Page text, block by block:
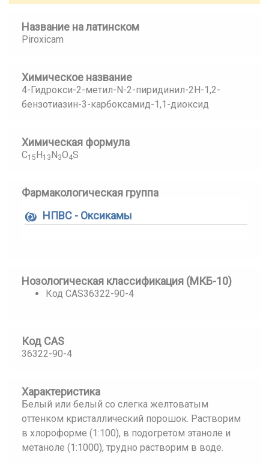
Название на латинском
Piroxicam
Химическое название
4-Гидрокси-2-метил-N-2-пиридинил-2H-1,2-
бензотиазин-3-карбоксамид-1,1-диоксид
Химическая формула
C15H13N3O4S
Фармакологическая группа
НПВС - Оксикамы
Нозологическая классификация (МКБ-10)
Код CAS36322-90-4
Код CAS
36322-90-4
Характеристика
Белый или белый со слегка желтоватым
оттенком кристаллический порошок. Растворим
в хлороформе (1:100), в подогретом этаноле и
метаноле (1:1000), трудно растворим в воде.